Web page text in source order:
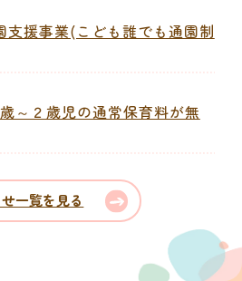
支援事業(こども誰でも通園制
～２歳児の通常保育料が無
一覧を見る